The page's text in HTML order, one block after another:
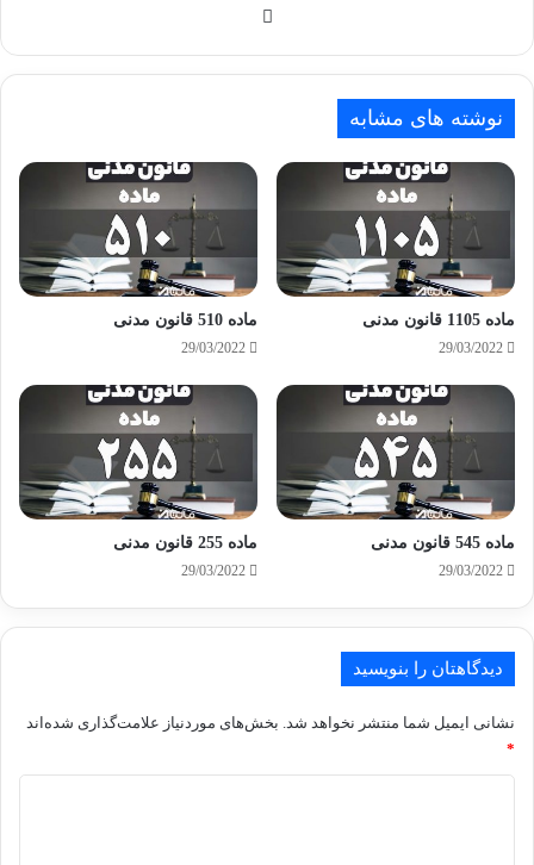
نوشته های مشابه
ماده 1105 قانون مدنی
29/03/2022
ماده 510 قانون مدنی
29/03/2022
ماده 545 قانون مدنی
29/03/2022
ماده 255 قانون مدنی
29/03/2022
دیدگاهتان را بنویسید
نشانی ایمیل شما منتشر نخواهد شد. بخش‌های موردنیاز علامت‌گذاری شده‌اند
*